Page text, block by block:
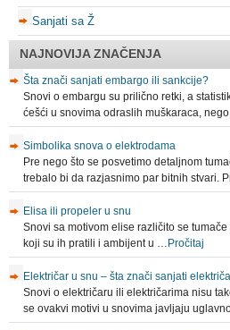
Sanjati sa Ž
NAJNOVIJA ZNAČENJA
Šta znači sanjati embargo ili sankcije?
Snovi o embargu su prilično retki, a
ćešći u snovima odraslih muškaraca,
Simbolika snova o elektrodama
Pre nego što se posvetimo detaljnom
trebalo bi da razjasnimo par bitnih stvari.
Elisa ili propeler u snu
Snovi sa motivom elise različito se
koji su ih pratili i ambijent u … Pročitaj
Električar u snu – šta znači sanjati
Snovi o električaru ili električarima nisu
se ovakvi motivi u snovima javljaju